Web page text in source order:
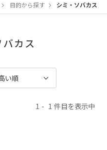
目的から探す シミ・ソバカス
カス
1 1